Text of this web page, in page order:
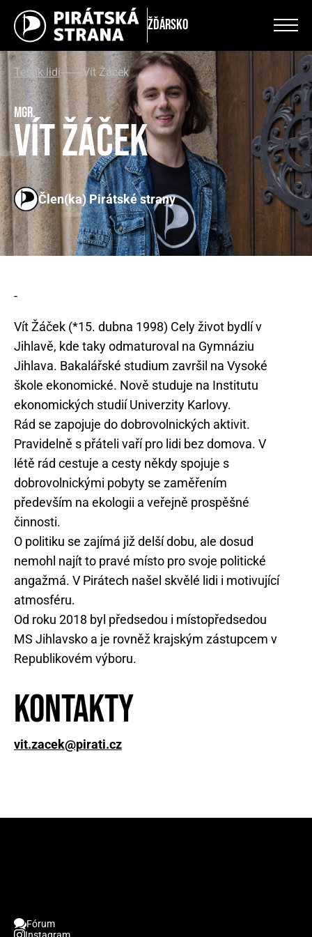
Žďársko
Testík lidi Vít Žáček
Mgr.
Vít Žáček
Člen(ka) Pirátské strany
Vít Žáček (*15. dubna 1998) Cely život bydlí v
Jihlavě, kde taky odmaturoval na Gymnáziu
Jihlava. Bakalářské studium završil na Vysoké
škole ekonomické. Nově studuje na Institutu
ekonomických studií Univerzity Karlovy.
Rád se zapojuje do dobrovolnických aktivit.
Pravidelně s přáteli vaří pro lidi bez domova. V
létě rád cestuje a cesty někdy spojuje s
dobrovolnickými pobyty se zaměřením
především na ekologii a veřejně prospěšné
činnosti.
O politiku se zajímá již delší dobu, ale dosud
nemohl najít to pravé místo pro svoje politické
angažmá. V Pirátech našel skvělé lidi i motivující
atmosféru.
Od roku 2018 byl předsedou i místopředsedou
MS Jihlavsko a je rovněž krajským zástupcem v
Republikovém výboru.
Kontakty
vit.zacek@pirati.cz
Fórum